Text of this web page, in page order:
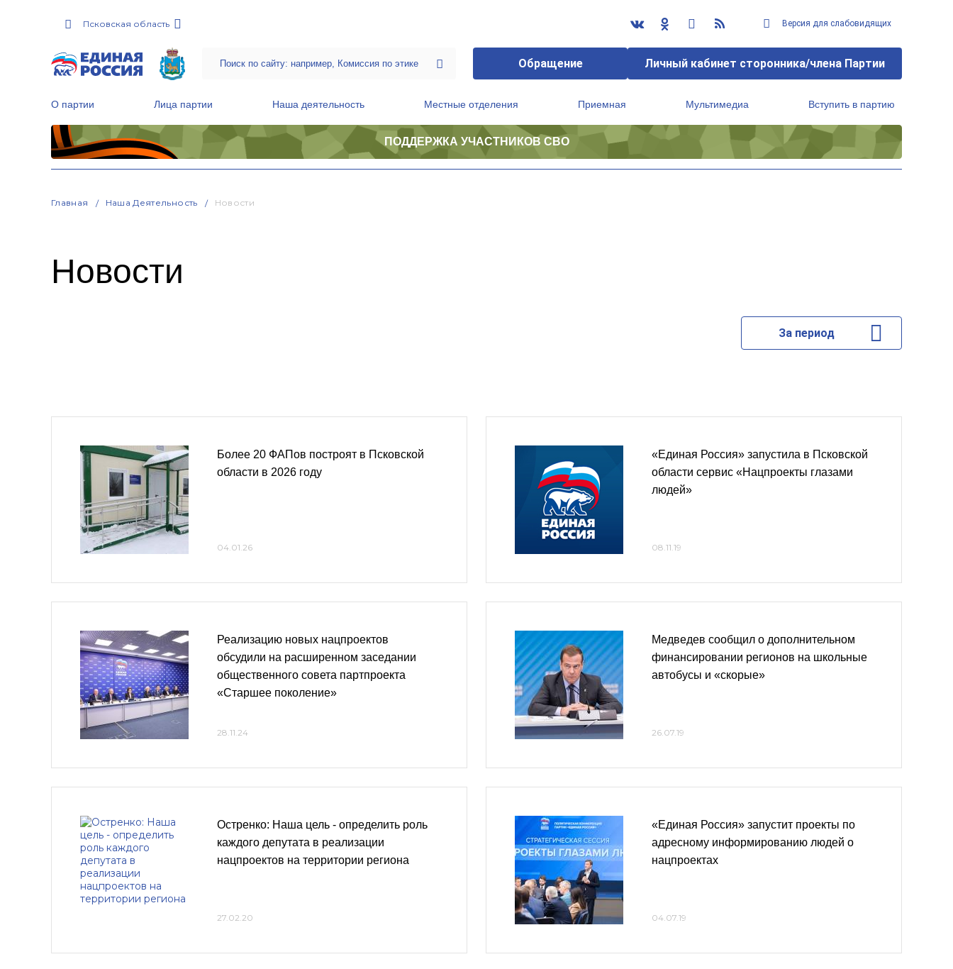
Псковская область Версия для слабовидящих
Обращение Личный кабинет сторонника/члена Партии
О партии Лица партии Наша деятельность Местные отделения Приемная Мультимедиа Вступить в партию
ПОДДЕРЖКА УЧАСТНИКОВ СВО
Главная Наша Деятельность Новости
Новости
За период
Более 20 ФАПов построят в Псковской
области в 2026 году
04.01.26
Реализацию новых нацпроектов
обсудили на расширенном заседании
общественного совета партпроекта
«Старшее поколение»
28.11.24
Остренко: Наша цель - определить роль
каждого депутата в реализации
нацпроектов на территории региона
27.02.20
«Единая Россия» запустила в Псковской
области сервис «Нацпроекты глазами
людей»
08.11.19
Медведев сообщил о дополнительном
финансировании регионов на школьные
автобусы и «скорые»
26.07.19
«Единая Россия» запустит проекты по
адресному информированию людей о
нацпроектах
04.07.19